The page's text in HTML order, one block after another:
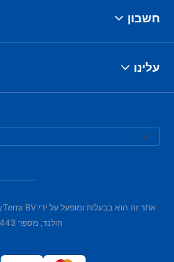
חשבון
עלינו
הולנד, מספר 01104443